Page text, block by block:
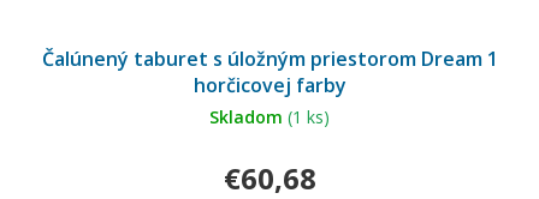
Čalúnený taburet s úložným priestorom Dream 1
horčicovej farby
Skladom (1 ks)
€60,68